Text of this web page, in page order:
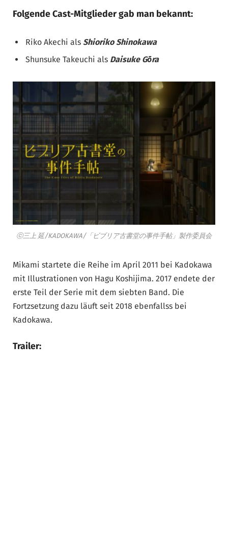
Folgende Cast-Mitglieder gab man bekannt:
Riko Akechi als Shioriko Shinokawa
Shunsuke Takeuchi als Daisuke Gōra
ⓒ三上 延/KADOKAWA/「ビブリア古書堂の事件手帖」製作委員会
Mikami startete die Reihe im April 2011 bei Kadokawa
mit Illustrationen von Hagu Koshijima. 2017 endete der
erste Teil der Serie mit dem siebten Band. Die
Fortzsetzung dazu läuft seit 2018 ebenfallss bei
Kadokawa.
Trailer: